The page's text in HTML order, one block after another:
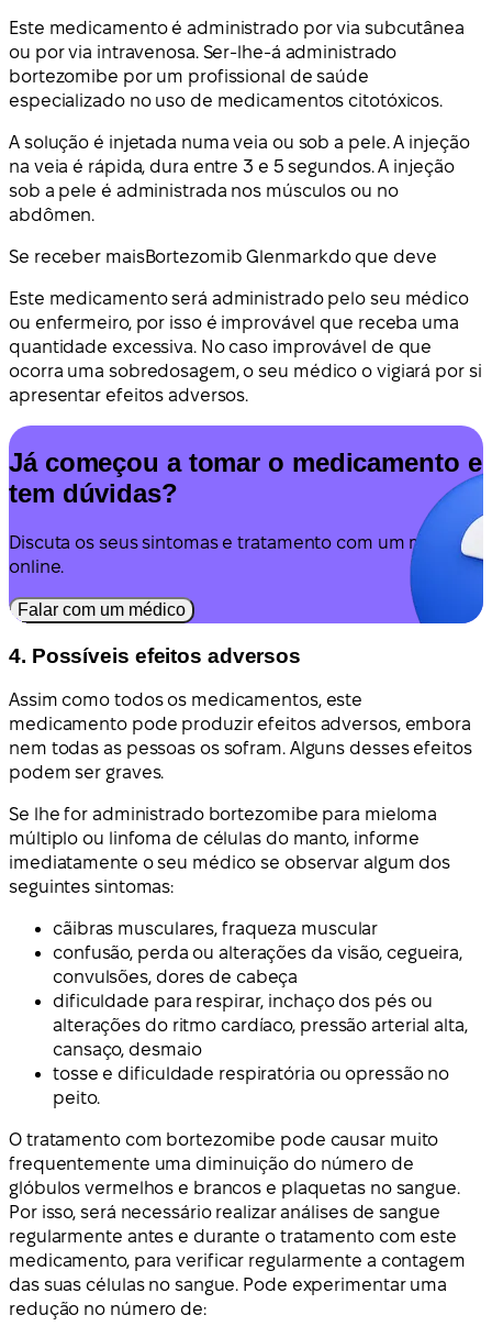
Este medicamento é administrado por via subcutânea
ou por via intravenosa. Ser-lhe-á administrado
bortezomibe por um profissional de saúde
especializado no uso de medicamentos citotóxicos.
A solução é injetada numa veia ou sob a pele. A injeção
na veia é rápida, dura entre 3 e 5 segundos. A injeção
sob a pele é administrada nos músculos ou no
abdômen.
Se receber maisBortezomib Glenmarkdo que deve
Este medicamento será administrado pelo seu médico
ou enfermeiro, por isso é improvável que receba uma
quantidade excessiva. No caso improvável de que
ocorra uma sobredosagem, o seu médico o vigiará por si
apresentar efeitos adversos.
Já começou a tomar o medicamento e
tem dúvidas?
Discuta os seus sintomas e tratamento com um médico
online.
Falar com um médico
4. Possíveis efeitos adversos
Assim como todos os medicamentos, este
medicamento pode produzir efeitos adversos, embora
nem todas as pessoas os sofram. Alguns desses efeitos
podem ser graves.
Se lhe for administrado bortezomibe para mieloma
múltiplo ou linfoma de células do manto, informe
imediatamente o seu médico se observar algum dos
seguintes sintomas:
cãibras musculares, fraqueza muscular
confusão, perda ou alterações da visão, cegueira,
convulsões, dores de cabeça
dificuldade para respirar, inchaço dos pés ou
alterações do ritmo cardíaco, pressão arterial alta,
cansaço, desmaio
tosse e dificuldade respiratória ou opressão no
peito.
O tratamento com bortezomibe pode causar muito
frequentemente uma diminuição do número de
glóbulos vermelhos e brancos e plaquetas no sangue.
Por isso, será necessário realizar análises de sangue
regularmente antes e durante o tratamento com este
medicamento, para verificar regularmente a contagem
das suas células no sangue. Pode experimentar uma
redução no número de: